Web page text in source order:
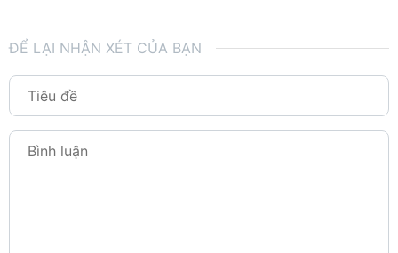
ĐỂ LẠI NHẬN XÉT CỦA BẠN